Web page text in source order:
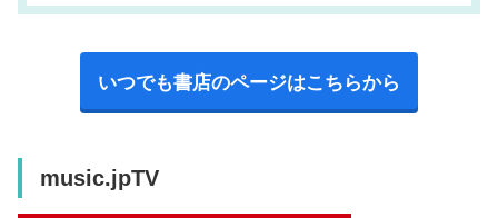
いつでも書店のページはこちらから
music.jpTV